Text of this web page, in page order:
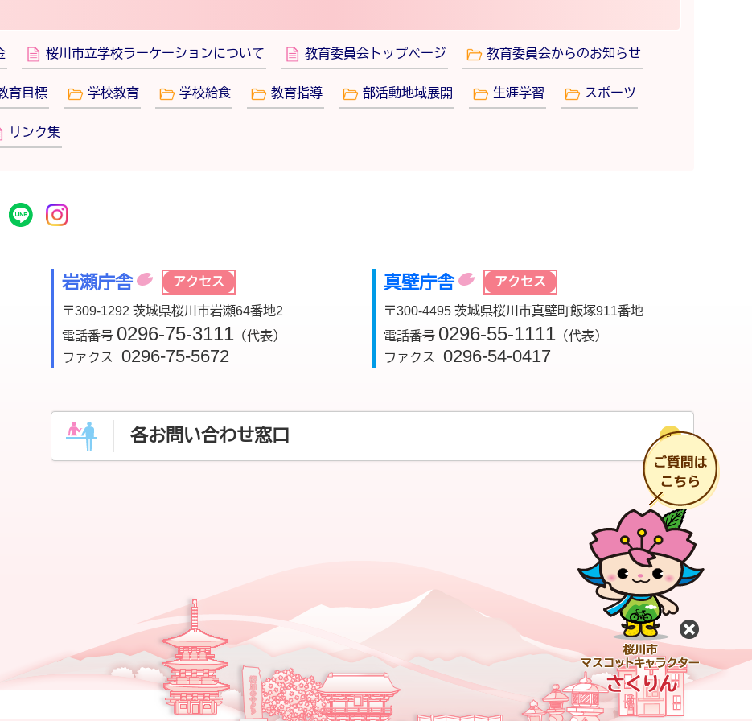
桜川市立学校ラーケーションについて 教育委員会トップページ 教育委員会からのお知らせ
育目標 学校教育 学校給食 教育指導 部活動地域展開 生涯学習 スポーツ
リンク集
公式Facebook
桜川市公式YouTube
桜川市公式LINE
岩瀬庁舎 アクセス
〒309-1292 茨城県桜川市岩瀬64番地2
電話番号 0296-75-3111 （代表）
ファクス
0296-75-5672
真壁庁舎 アクセス
〒300-4495 茨城県桜川市真壁町飯塚911番地
電話番号 0296-55-1111 （代表）
ファクス
0296-54-0417
各お問い合わせ窓口